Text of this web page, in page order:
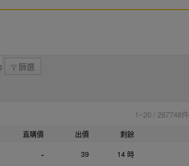
篩選
1~20 / 287748件
直購價 出價
剩餘
- 39 14 時